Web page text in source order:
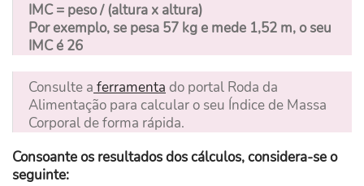
IMC = peso / (altura x altura)
Por exemplo, se pesa 57 kg e mede 1,52 m, o seu
IMC é 26
Consulte a ferramenta do portal Roda da
Alimentação para calcular o seu Índice de Massa
Corporal de forma rápida.
Consoante os resultados dos cálculos, considera-se o
seguinte: